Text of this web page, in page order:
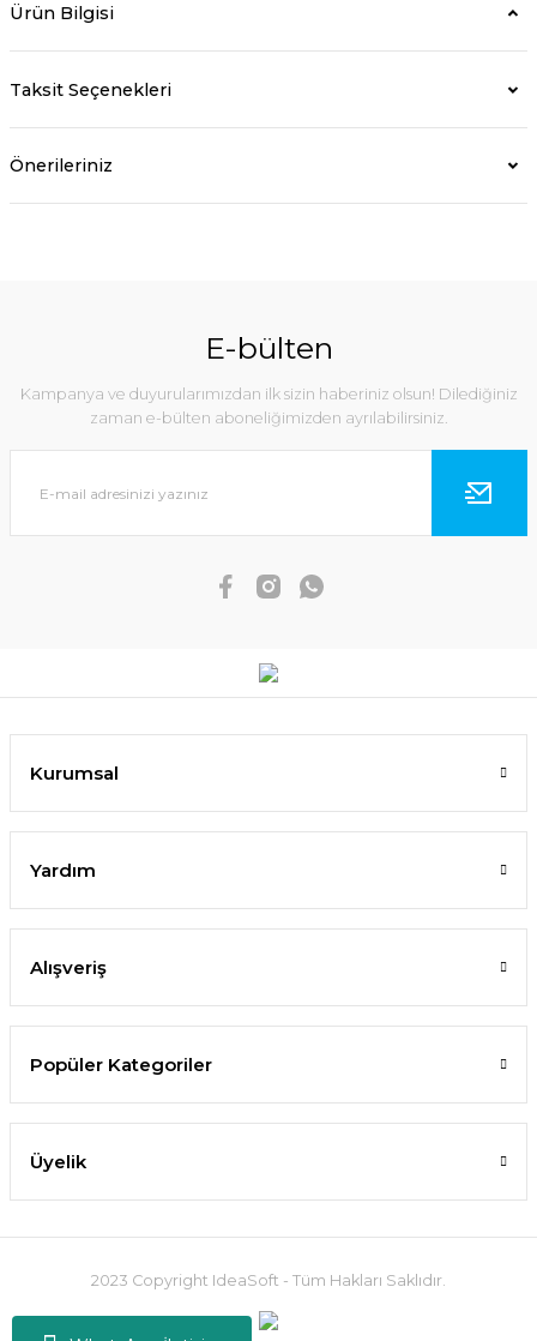
Ürün Bilgisi
Taksit Seçenekleri
Önerileriniz
E-bülten
Kampanya ve duyurularımızdan ilk sizin haberiniz olsun! Dilediğiniz
zaman e-bülten aboneliğimizden ayrılabilirsiniz.
Kurumsal
Yardım
Alışveriş
Popüler Kategoriler
Üyelik
2023 Copyright IdeaSoft - Tüm Hakları Saklıdır.